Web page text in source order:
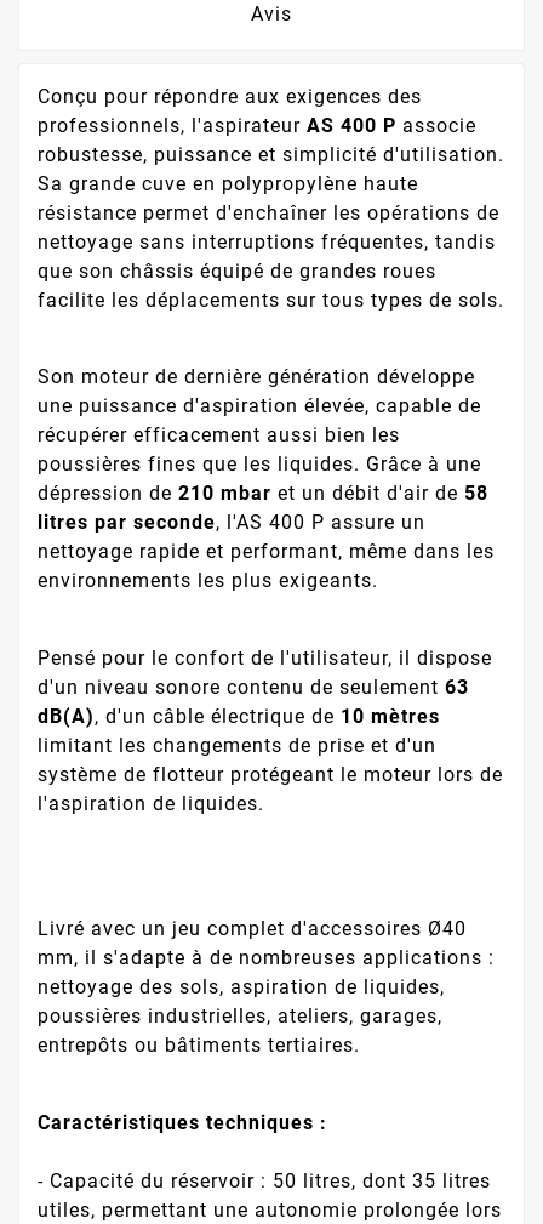
Avis
Conçu pour répondre aux exigences des
professionnels, l'aspirateur AS 400 P associe
robustesse, puissance et simplicité d'utilisation.
Sa grande cuve en polypropylène haute
résistance permet d'enchaîner les opérations de
nettoyage sans interruptions fréquentes, tandis
que son châssis équipé de grandes roues
facilite les déplacements sur tous types de sols.
Son moteur de dernière génération développe
une puissance d'aspiration élevée, capable de
récupérer efficacement aussi bien les
poussières fines que les liquides. Grâce à une
dépression de 210 mbar et un débit d'air de 58
litres par seconde, l'AS 400 P assure un
nettoyage rapide et performant, même dans les
environnements les plus exigeants.
Pensé pour le confort de l'utilisateur, il dispose
d'un niveau sonore contenu de seulement 63
dB(A), d'un câble électrique de 10 mètres
limitant les changements de prise et d'un
système de flotteur protégeant le moteur lors de
l'aspiration de liquides.
Livré avec un jeu complet d'accessoires Ø40
mm, il s'adapte à de nombreuses applications :
nettoyage des sols, aspiration de liquides,
poussières industrielles, ateliers, garages,
entrepôts ou bâtiments tertiaires.
Caractéristiques techniques :
- Capacité du réservoir : 50 litres, dont 35 litres
utiles, permettant une autonomie prolongée lors